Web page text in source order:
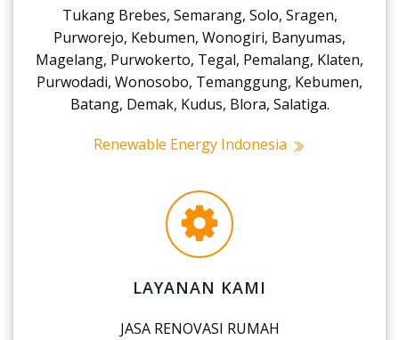
Tukang Brebes, Semarang, Solo, Sragen,
Purworejo, Kebumen, Wonogiri, Banyumas,
Magelang, Purwokerto, Tegal, Pemalang, Klaten,
Purwodadi, Wonosobo, Temanggung, Kebumen,
Batang, Demak, Kudus, Blora, Salatiga.
Renewable Energy Indonesia
LAYANAN KAMI
JASA RENOVASI RUMAH